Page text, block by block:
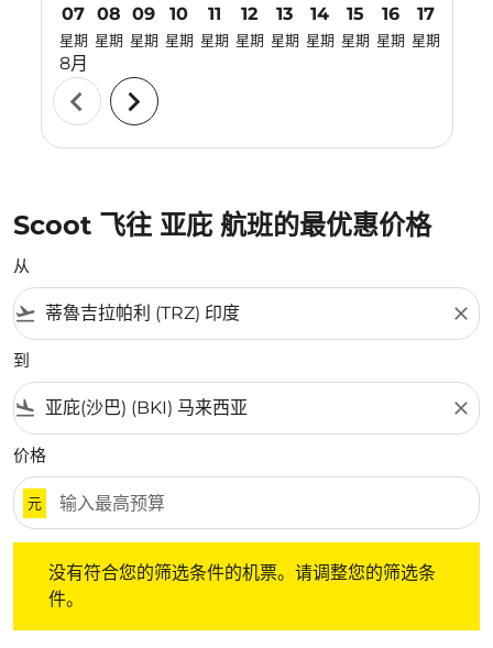
07
星期
8月
08
星期
09
星期
10
星期
11
星期
12
星期
13
星期
14
星期
15
星期
16
星期
17
星期
chevron_left chevron_right
Scoot 飞往 亚庇 航班的最优惠价格
从
flight_takeoff close
到
flight_land close
价格
元
没有符合您的筛选条件的机票。请调整您的筛选条
件。